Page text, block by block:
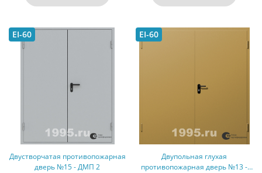
EI-60
Двустворчатая противопожарная
дверь №15 - ДМП 2
EI-60
Двупольная глухая
противопожарная дверь №13 -